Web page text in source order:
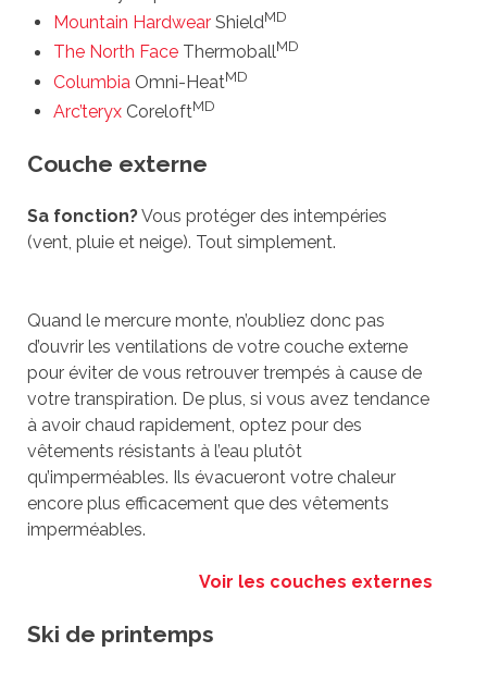
Mountain HardwearShieldMD
The North FaceThermoballMD
ColumbiaOmni-HeatMD
Arc’teryxCoreloftMD
Couche externe
Sa fonction?Vous protéger des intempéries
(vent, pluie et neige). Tout simplement.
Quand le mercure monte, n’oubliez donc pas
d’ouvrir les ventilations de votre couche externe
pour éviter de vous retrouver trempés à cause de
votre transpiration. De plus, si vous avez tendance
à avoir chaud rapidement, optez pour des
vêtements résistants à l’eau plutôt
qu’imperméables. Ils évacueront votre chaleur
encore plus efficacement que des vêtements
imperméables.
Voir les couches externes
Ski de printemps